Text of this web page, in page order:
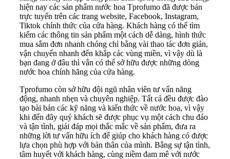
hiện nay các sản phẩm nước hoa Tprofumo đã được bán
trực tuyến trên các trang website, Facebook, Instagram,
Tiktok chính thức của cửa hàng. Khách hàng có thể tìm
kiếm các thông tin sản phẩm một cách dễ dàng, hình thức
mua sắm đơn nhanh chóng chỉ bằng vài thao tác đơn giản,
vận chuyển nhanh đến khắp các vùng miền, vì vậy dù là
bạn đang ở đâu thì vẫn có thể sở hữu được những dòng
nước hoa chính hãng của cửa hàng.
Tprofumo còn sở hữu đội ngũ nhân viên tư vấn năng
động, nhanh nhẹn và chuyên nghiệp. Tất cả đều được đào
tạo bài bản các kỹ năng và kiến thức về nước hoa, vì vậy
khi đến đây quý khách sẽ được phục vụ một cách chu đáo
và tận tình, giải đáp mọi thắc mắc về sản phẩm, đưa ra
những lời tư vấn hữu ích để giúp cho khách hàng có được
lựa chọn phù hợp với bản thân của mình. Bằng sự tận tình,
tâm huyết với khách hàng, cùng niềm đam mê với nước